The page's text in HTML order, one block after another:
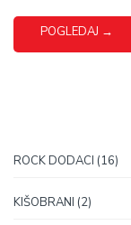
POGLEDAJ →
ROCK DODACI 1616
KIŠOBRANI 22